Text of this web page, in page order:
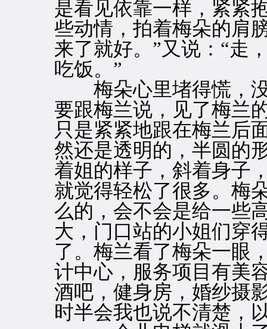
是看见依靠一样，紧紧
些动情，拍着梅朵的肩
来了就好。”又说：“走
吃饭。”
梅朵心里堵得慌，没
要跟梅兰说，见了梅兰
只是紧紧地跟在梅兰后
然还是透明的，半圆的
着姐的样子，斜着身子
就觉得轻松了很多。梅
么的，会不会是给一些
大，门口站的小姐们穿
了。梅兰看了梅朵一眼
计中心，服务项目有美
酒吧，健身房，婚纱摄
时半会我也说不清楚，